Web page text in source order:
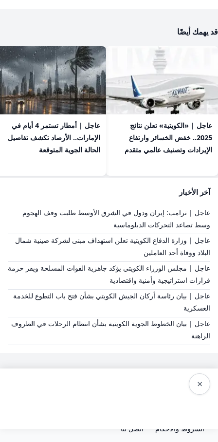
قد يهمك أيضًا
عاجل | «الكويتية» تعلن نتائج
2025.. خفض الخسائر وارتفاع
الإيرادات وتصنيف عالمي متقدم
عاجل | أمطار تستمر 4 أيام في
الإمارات.. الأرصاد تكشف تفاصيل
الحالة الجوية المتوقعة
آخر الأخبار
عاجل | ترامب: إيران ودول في الشرق الأوسط طلبت وقف الهجوم
وسط تصاعد التحركات الدبلوماسية
عاجل | وزارة الدفاع الكويتية تعلن استهداف مبنى لشركة صينية شمال
البلاد ووفاة أحد العاملين
عاجل | مجلس الوزراء الكويتي يؤكد جاهزية القوات المسلحة ويقر حزمة
قرارات استراتيجية وأمنية واقتصادية
عاجل | بيان رئاسة أركان الجيش الكويتي بشأن فتح باب التطوع للخدمة
العسكرية
عاجل | بيان الخطوط الجوية الكويتية بشأن انتظام الرحلات في الظروف
الراهنة
×
الشروط والاحكام اتصل بنا